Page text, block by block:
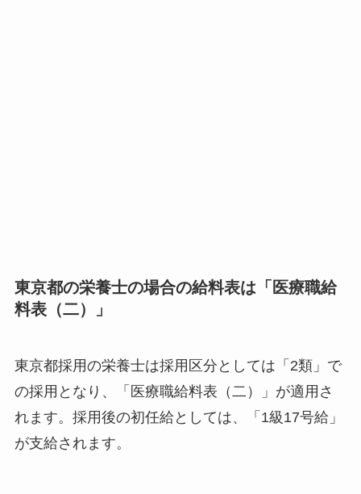
東京都の栄養士の場合の給料表は「医療職給
料表（二）」
東京都採用の栄養士は採用区分としては「2類」で
の採用となり、「医療職給料表（二）」が適用さ
れます。採用後の初任給としては、「1級17号給」
が支給されます。